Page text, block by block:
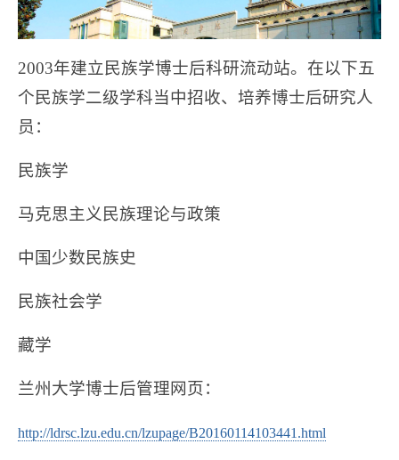
2003年建立民族学博士后科研流动站。在以下五
个民族学二级学科当中招收、培养博士后研究人
员：
民族学
马克思主义民族理论与政策
中国少数民族史
民族社会学
藏学
兰州大学博士后管理网页：
http://ldrsc.lzu.edu.cn/lzupage/B20160114103441.html